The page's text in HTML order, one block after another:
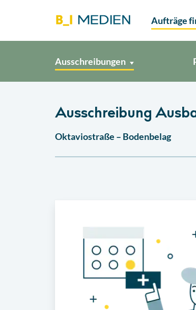
Aufträge
Ausschreibungen
Ausschreibung
Oktaviostraße – Bodenbelag